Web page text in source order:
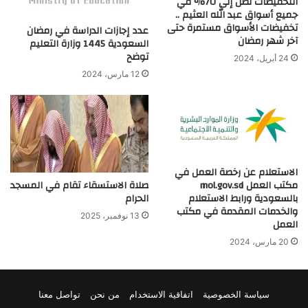
جميع أسواق عبد الله العثيم ..
تخفيضات الأسواق مستمرة حتى
آخر شهر رمضان
24 أبريل، 2024
عدد إجازات الدراسة في رمضان
السعودية 1445 وزارة التعليم
توضح
12 مارس، 2024
الاستعلام عن رخصة العمل في
مكتب العمل mol.gov.sd
بالسعودية ورابط الاستعلام
والخدمات المقدمة في مكتب
العمل
20 مارس، 2024
صلاة الاستسقاء تقام في المسجد
الحرام
13 نوفمبر، 2025
سياسة الخصوصية اتفاقية الاستخدام من نحن تواصل معنا